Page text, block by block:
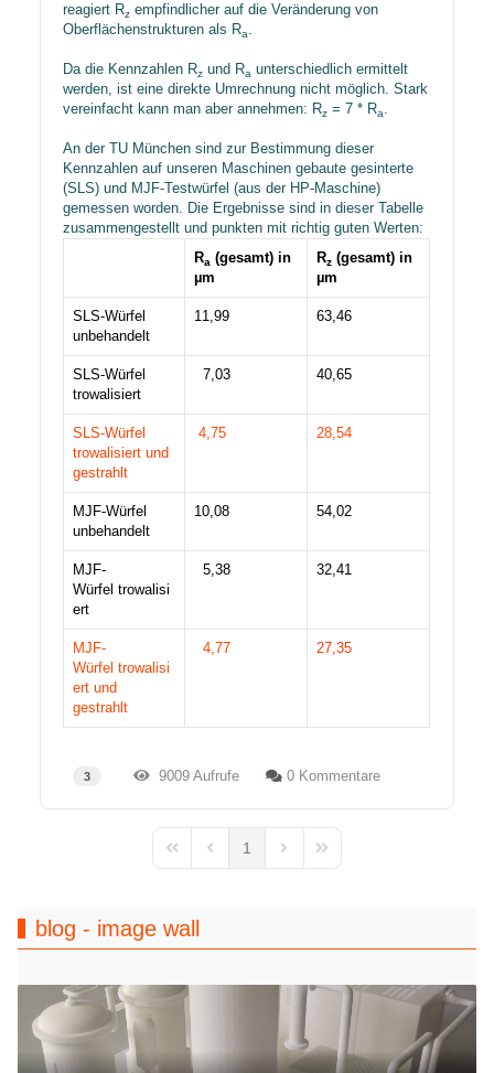
reagiert Rz empfindlicher auf die Veränderung von
Oberflächenstrukturen als Ra.
Da die Kennzahlen Rz und Ra unterschiedlich ermittelt
werden, ist eine direkte Umrechnung nicht möglich. Stark
vereinfacht kann man aber annehmen: Rz = 7 * Ra.
An der TU München sind zur Bestimmung dieser
Kennzahlen auf unseren Maschinen gebaute gesinterte
(SLS) und MJF-Testwürfel (aus der HP-Maschine)
gemessen worden. Die Ergebnisse sind in dieser Tabelle
zusammengestellt und punkten mit richtig guten Werten:
Ra (gesamt) in
µm
Rz (gesamt) in
µm
SLS-Würfel
unbehandelt​
11,99​ 63,46​
SLS-Würfel
trowalisiert​
7,03​ 40,65​
SLS-Würfel
trowalisiert und
gestrahlt
4,75 28,54
MJF-Würfel
unbehandelt
10,08​ 54,02​
MJF-
Würfel trowalisi
ert​
5,38​ 32,41​
MJF-
Würfel trowalisi
ert und
gestrahlt
4,77 27,35
3 9009 Aufrufe 0 Kommentare
First PagePrevious Page
1
Next PageLast Page
blog - image wall